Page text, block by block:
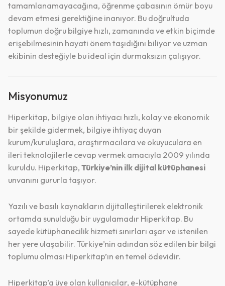
tamamlanamayacağına, öğrenme çabasının ömür boyu
devam etmesi gerektiğine inanıyor. Bu doğrultuda
toplumun doğru bilgiye hızlı, zamanında ve etkin biçimde
erişebilmesinin hayati önem taşıdığını biliyor ve uzman
ekibinin desteğiyle bu ideal için durmaksızın çalışıyor.
Misyonumuz
Hiperkitap, bilgiye olan ihtiyacı hızlı, kolay ve ekonomik
bir şekilde gidermek, bilgiye ihtiyaç duyan
kurum/kuruluşlara, araştırmacılara ve okuyuculara en
ileri teknolojilerle cevap vermek amacıyla 2009 yılında
kuruldu. Hiperkitap, Türkiye’nin ilk dijital kütüphanesi
unvanını gururla taşıyor.
Yazılı ve basılı kaynakların dijitalleştirilerek elektronik
ortamda sunulduğu bir uygulamadır Hiperkitap. Bu
sayede kütüphanecilik hizmeti sınırları aşar ve istenilen
her yere ulaşabilir. Türkiye’nin adından söz edilen bir bilgi
toplumu olması Hiperkitap’ın en temel ödevidir.
Hiperkitap’a üye olan kullanıcılar, e-kütüphane